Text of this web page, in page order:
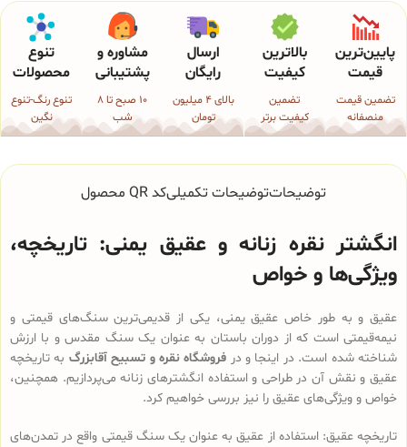
پایین‌ترین
قیمت
تضمین قیمت
منصفانه
بالاترین
کیفیت
تضمین
کیفیت برتر
ارسال
رایگان
بالای 4 میلیون
تومان
مشاوره و
پشتیبانی
10 صبح تا 8
شب
تنوع
محصولات
تنوع رنگ-تنوع
نگین
توضیحاتتوضیحات تکمیلیکد QR محصول
انگشتر نقره زنانه و عقیق یمنی: تاریخچه،
ویژگی‌ها و خواص
عقیق و به طور خاص عقیق یمنی، یکی از قدیمی‌ترین سنگ‌های قیمتی و
نیمه‌قیمتی است که از دوران باستان به عنوان یک سنگ مقدس و با ارزش
شناخته شده است. در اینجا و در فروشگاه نقره و تسبیح آقابزرگ به تاریخچه
عقیق و نقش آن در طراحی و استفاده انگشترهای زنانه می‌پردازیم. همچنین،
خواص و ویژگی‌های عقیق را نیز بررسی خواهیم کرد.
تاریخچه عقیق: استفاده از عقیق به عنوان یک سنگ قیمتی واقع در تمدن‌های